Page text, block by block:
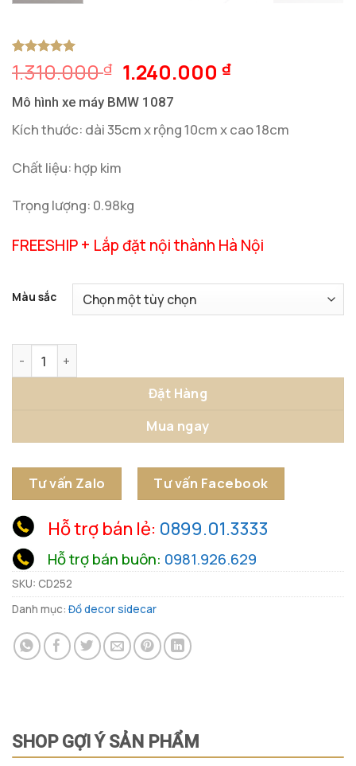
5 trên 5
dựa trên
1
1.310.000₫ Giá
gốc
là:
1.310.000 ₫.
1.240.000 ₫Giá
là:
Mô hình xe máy BMW 1087
Kích thước: dài 35cm x rộng 10cm x cao 18cm
Chất liệu: hợp kim
Trọng lượng: 0.98kg
FREESHIP + Lắp đặt nội thành Hà Nội
Màu sắc
Đặt Hàng
Mua ngay
Tư vấn Zalo Tư vấn Facebook
Hỗ trợ bán lẻ: 0899.01.3333
Hỗ trợ bán buôn: 0981.926.629
SKU: CD252
Danh mục: Đồ decor sidecar
SHOP GỢI Ý SẢN PHẨM